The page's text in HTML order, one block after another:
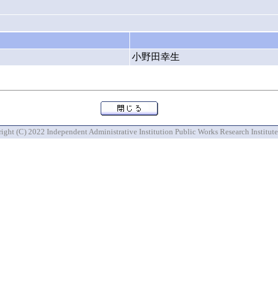
小野田幸生
(C) 2022 Independent Administrative Institution Public Works Research Institute